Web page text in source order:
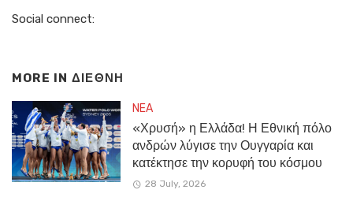
Social connect:
MORE IN ΔΙΕΘΝΗ
NEA
«Χρυσή» η Ελλάδα! Η Εθνική πόλο
ανδρών λύγισε την Ουγγαρία και
κατέκτησε την κορυφή του κόσμου
28 July, 2026